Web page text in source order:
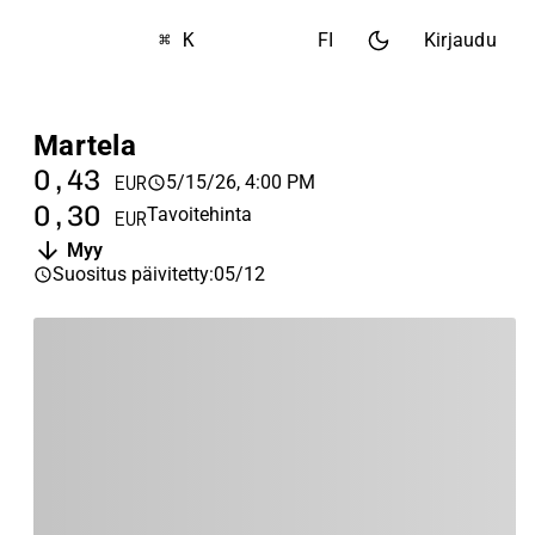
⌘ K FI Kirjaudu
Martela
0,43 EUR 5/15/26, 4:00 PM
0,30 EURTavoitehinta
Myy
Suositus päivitetty:05/12